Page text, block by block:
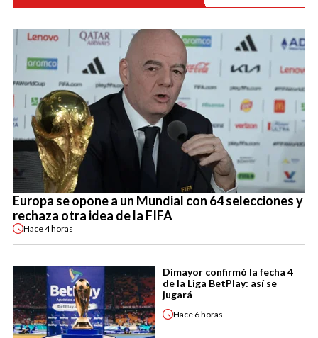
Europa se opone a un Mundial con 64 selecciones y
rechaza otra idea de la FIFA
Hace4 horas
Dimayor confirmó la fecha 4
de la Liga BetPlay: así se
jugará
Hace 6 horas